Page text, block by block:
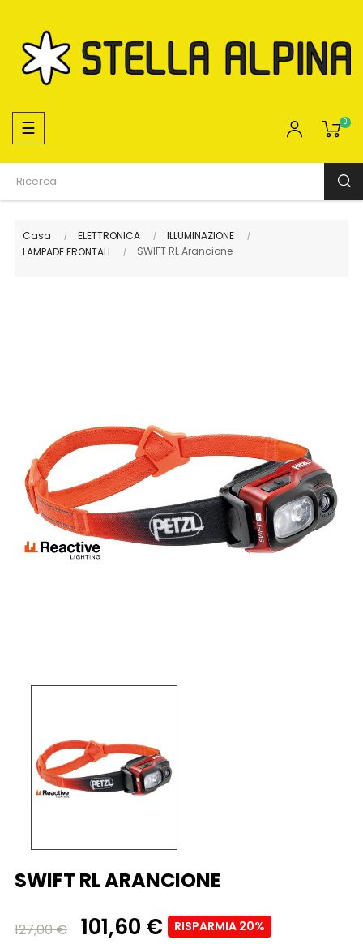
navigazione
Toggle
☰ 0
Casa ELETTRONICA
ILLUMINAZIONE
LAMPADE FRONTALI
SWIFT RL Arancione
SWIFT RL ARANCIONE
127,00 € 101,60 € RISPARMIA 20%